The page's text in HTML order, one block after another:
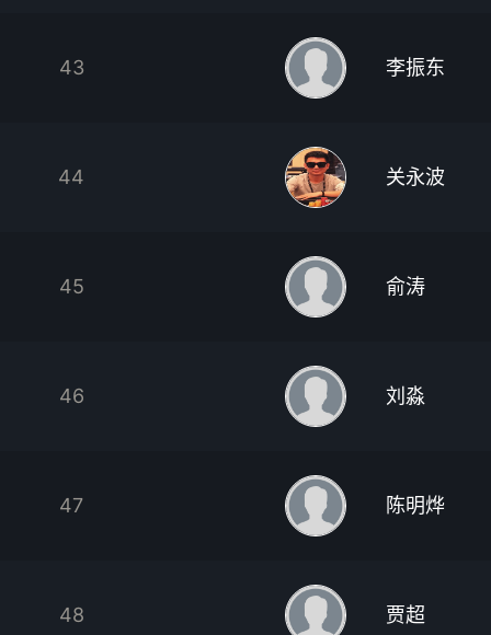
43 李振东
44 关永波
45 俞涛
46 刘淼
47 陈明烨
48 贾超